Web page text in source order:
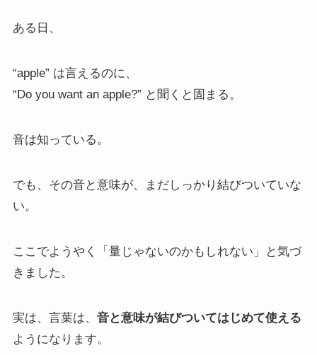
ある日、
“apple” は言えるのに、
“Do you want an apple?” と聞くと固まる。
音は知っている。
でも、その音と意味が、まだしっかり結びついていな
い。
ここでようやく「量じゃないのかもしれない」と気づ
きました。
実は、言葉は、 音と意味が結びついてはじめて使える
ようになります。